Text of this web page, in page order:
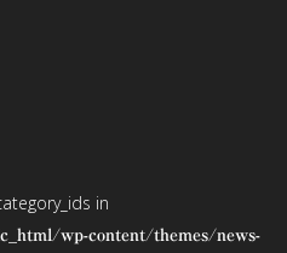
in
wp-content/themes/news-